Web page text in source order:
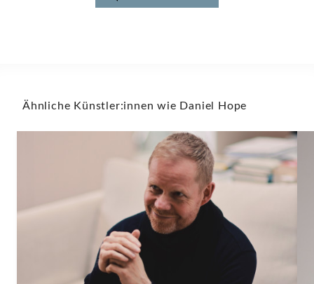
Ähnliche Künstler:innen wie Daniel Hope